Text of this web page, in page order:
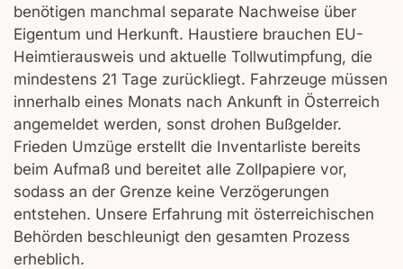
benötigen manchmal separate Nachweise über
Eigentum und Herkunft. Haustiere brauchen EU-
Heimtierausweis und aktuelle Tollwutimpfung, die
mindestens 21 Tage zurückliegt. Fahrzeuge müssen
innerhalb eines Monats nach Ankunft in Österreich
angemeldet werden, sonst drohen Bußgelder.
Frieden Umzüge erstellt die Inventarliste bereits
beim Aufmaß und bereitet alle Zollpapiere vor,
sodass an der Grenze keine Verzögerungen
entstehen. Unsere Erfahrung mit österreichischen
Behörden beschleunigt den gesamten Prozess
erheblich.